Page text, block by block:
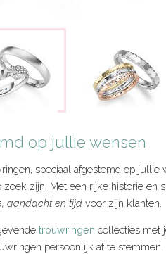
op jullie wensen
speciaal afgestemd op jullie
zijn. Met een rijke historie en
aandacht en tijd voor zijn klanten.
trouwringen collecties met
persoonlijk af te